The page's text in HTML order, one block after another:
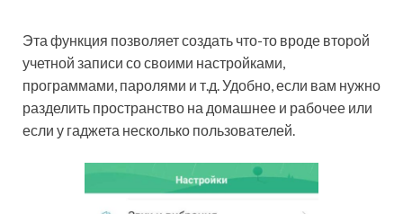
Эта функция позволяет создать что-то вроде второй
учетной записи со своими настройками,
программами, паролями и т.д. Удобно, если вам нужно
разделить пространство на домашнее и рабочее или
если у гаджета несколько пользователей.